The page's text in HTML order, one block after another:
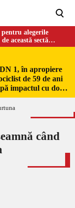
alegerile
această sectă
1, în apropiere
de 59 de ani
impactul cu două
când